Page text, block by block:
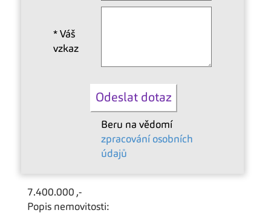
*Váš
vzkaz
Beru na vědomí
zpracování osobních
údajů
7.400.000 ,-
Popis nemovitosti: